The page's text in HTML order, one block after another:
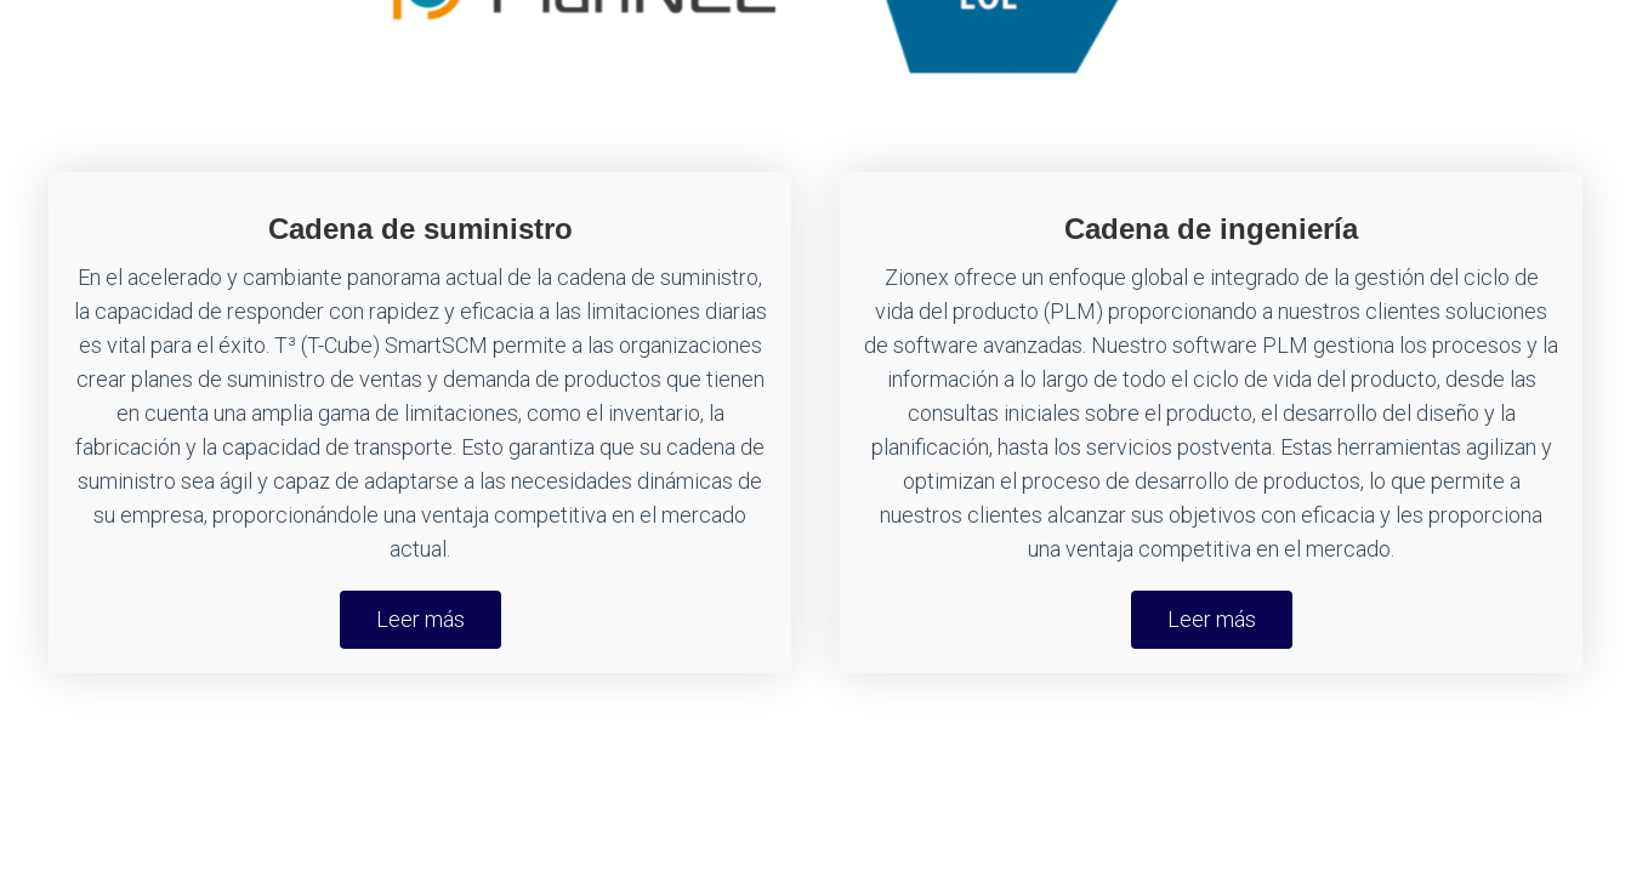
Cadena de suministro
En el acelerado y cambiante panorama actual de la cadena de suministro,
la capacidad de responder con rapidez y eficacia a las limitaciones diarias
es vital para el éxito. T³ (T-Cube) SmartSCM permite a las organizaciones
crear planes de suministro de ventas y demanda de productos que tienen
en cuenta una amplia gama de limitaciones, como el inventario, la
fabricación y la capacidad de transporte. Esto garantiza que su cadena de
suministro sea ágil y capaz de adaptarse a las necesidades dinámicas de
su empresa, proporcionándole una ventaja competitiva en el mercado
actual.
Leer más
Cadena de ingeniería
Zionex ofrece un enfoque global e integrado de la gestión del ciclo de
vida del producto (PLM) proporcionando a nuestros clientes soluciones
de software avanzadas. Nuestro software PLM gestiona los procesos y la
información a lo largo de todo el ciclo de vida del producto, desde las
consultas iniciales sobre el producto, el desarrollo del diseño y la
planificación, hasta los servicios postventa. Estas herramientas agilizan y
optimizan el proceso de desarrollo de productos, lo que permite a
nuestros clientes alcanzar sus objetivos con eficacia y les proporciona
una ventaja competitiva en el mercado.
Leer más